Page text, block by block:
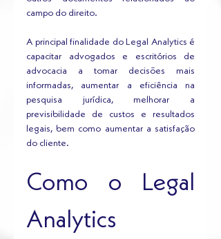
campo do direito.
A principal finalidade do Legal Analytics é
capacitar advogados e escritórios de
advocacia a tomar decisões mais
informadas, aumentar a eficiência na
pesquisa jurídica, melhorar a
previsibilidade de custos e resultados
legais, bem como aumentar a satisfação
do cliente.
Como o Legal
Analytics